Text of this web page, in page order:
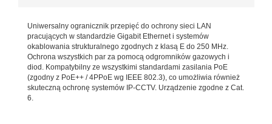
Uniwersalny ogranicznik przepięć do ochrony sieci LAN
pracujących w standardzie Gigabit Ethernet i systemów
okablowania strukturalnego zgodnych z klasą E do 250 MHz.
Ochrona wszystkich par za pomocą odgromników gazowych i
diod. Kompatybilny ze wszystkimi standardami zasilania PoE
(zgodny z PoE++ / 4PPoE wg IEEE 802.3), co umożliwia również
skuteczną ochronę systemów IP-CCTV. Urządzenie zgodne z Cat.
6.